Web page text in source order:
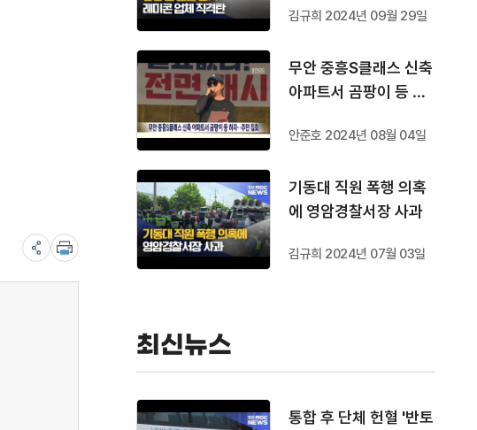
김규희 2024년 09월 29일
무안 중흥S클래스 신축
아파트서 곰팡이 등 하
안준호 2024년 08월 04일
기동대 직원 폭행 의혹
에 영암경찰서장 사과
김규희 2024년 07월 03일
최신뉴스
통합 후 단체 헌혈 '반토